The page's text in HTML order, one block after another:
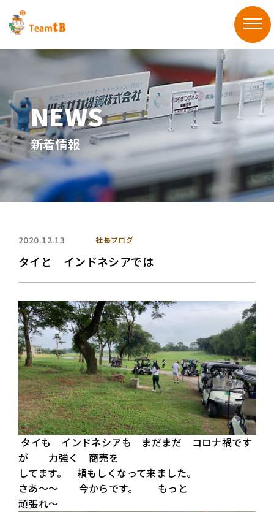
新着情報
2020.12.13 社長ブログ
タイと インドネシアでは
タイも インドネシアも まだまだ コロナ禍です
が 力強く 商売を
してます。 頼もしくなって来ました。
さあ〜〜 今からです。 もっと
頑張れ〜